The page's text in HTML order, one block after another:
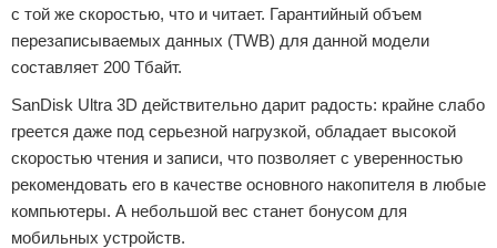
с той же скоростью, что и читает. Гарантийный объем
перезаписываемых данных (TWB) для данной модели
составляет 200 Тбайт.
SanDisk Ultra 3D действительно дарит радость: крайне слабо
греется даже под серьезной нагрузкой, обладает высокой
скоростью чтения и записи, что позволяет с уверенностью
рекомендовать его в качестве основного накопителя в любые
компьютеры. А небольшой вес станет бонусом для
мобильных устройств.